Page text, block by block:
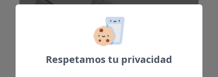
Respetamos tu privacidad